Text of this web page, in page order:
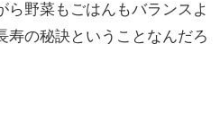
ら野菜もごはんもバランスよ
寿の秘訣ということなんだろ